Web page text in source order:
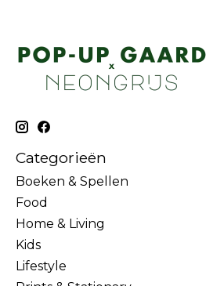
Categorieën
Boeken & Spellen
Food
Home & Living
Kids
Lifestyle